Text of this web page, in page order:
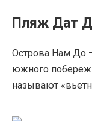
Пляж Дат
Острова Нам До
южного
называют